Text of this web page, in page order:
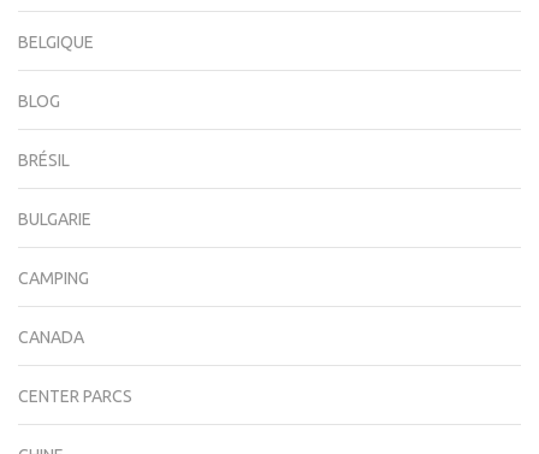
BELGIQUE
BLOG
BRÉSIL
BULGARIE
CAMPING
CANADA
CENTER PARCS